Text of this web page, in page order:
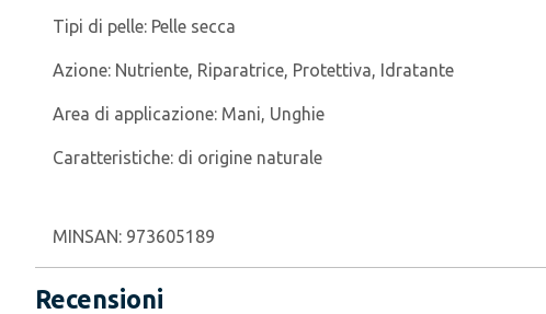
Tipi di pelle: Pelle secca
Azione: Nutriente, Riparatrice, Protettiva, Idratante
Area di applicazione: Mani, Unghie
Caratteristiche: di origine naturale
MINSAN: 973605189
Recensioni